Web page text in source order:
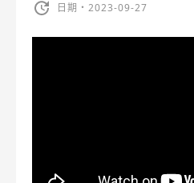
日期・2023-09-27